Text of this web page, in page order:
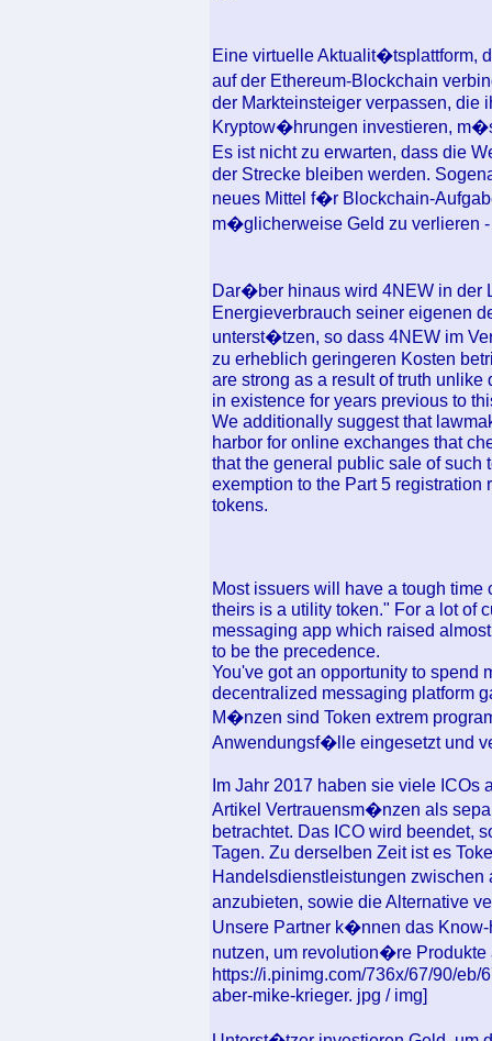
Eine virtuelle Aktualit�tsplattform,
auf der Ethereum-Blockchain
der Markteinsteiger verpassen, die
Kryptow�hrungen investieren,
Es ist nicht zu erwarten, dass die
der Strecke bleiben werden.
neues Mittel f�r Blockchain-
m�glicherweise Geld zu verlieren
Dar�ber hinaus wird 4NEW in der
Energieverbrauch seiner eigenen
unterst�tzen, so dass 4NEW im
zu erheblich geringeren Kosten
are strong as a result of truth
in existence for years previous to
We additionally suggest that
harbor for online exchanges that
that the general public sale of such
exemption to the Part 5
tokens.
Most issuers will have a tough
theirs is a utility token." For a lot of
messaging app which raised
to be the precedence.
You've got an opportunity to spend
decentralized messaging platform
M�nzen sind Token extrem
Anwendungsf�lle eingesetzt und
Im Jahr 2017 haben sie viele ICOs
Artikel Vertrauensm�nzen als
betrachtet. Das ICO wird beendet,
Tagen. Zu derselben Zeit ist es
Handelsdienstleistungen
anzubieten, sowie die Alternative
Unsere Partner k�nnen das
nutzen, um revolution�re Produkte
https://i.pinimg.com/736x/67/90/
aber-mike-krieger. jpg / img]